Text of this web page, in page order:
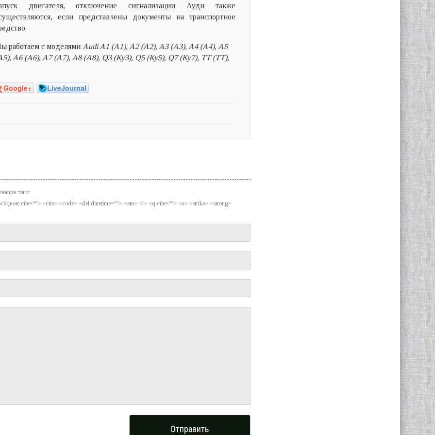
двигателя, отключение сигнализации Ауди также
если представлены документы на транспортное
работаем с моделями Audi A1 (А1), A2 (А2), A3 (А3), A4 (А4), A5
A6 (А6), A7 (А7), A8 (А8), Q3 (Ку3), Q5 (Ку5), Q7 (Ку7), TT (ТТ),
Google+ LiveJournal
тэги:
cite=""> <cite> <code> <del datetime=""> <em> <i> <q cite=""> <s> <strike> <strong>